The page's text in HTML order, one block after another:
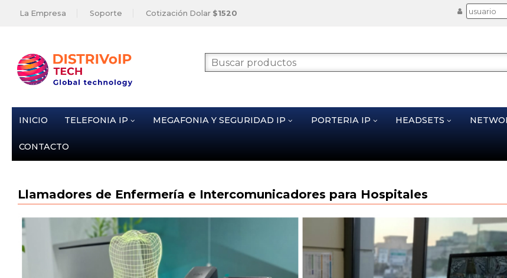
La Empresa Soporte Cotización Dolar $1520
INICIO TELEFONIA IP MEGAFONIA Y SEGURIDAD IP PORTERIA IP HEADSETS
CONTACTO
Llamadores de Enfermería e Intercomunicadores para Hospitales